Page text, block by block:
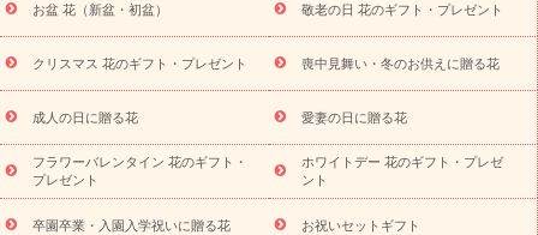
お供え プリザーブドフラワー
ペットのお供えフラワー
お盆（新
盆・初盆）
その他 お祝い返し お見舞い
お取り寄せギフト
ビジネス用
ご自宅用 観葉植物 ミディ胡蝶蘭
プリザーブ
ドフラワー
スタイルから探す アレンジメント 花束
スタ
ンド花
お祝い お供え・お悔やみ 胡蝶蘭 胡蝶蘭・花鉢
ディ胡蝶蘭・お祝い
ミディ胡蝶蘭・お供え
世界初の青色胡蝶蘭
観葉植物
観葉植物 産直多肉植物
プリザーブドフラワー
お祝い
お供え・お悔やみ 花とセットギフト
セミオーダー
プチギフト（hanamore -ハナモア-）
花とみどりのeギフト
お盆 花（新盆・初盆） 敬老の日 花のギフト・プレゼント
クリスマス 花のギフト・プレゼント 喪中見舞い・冬のお供えに贈る花
成人の日に贈る花 愛妻の日に贈る花
フラワーバレンタイン 花のギフト・
プレゼント
ホワイトデー 花のギフト・プレゼ
ント
卒園卒業・入園入学祝いに贈る花 お祝いセットギフト